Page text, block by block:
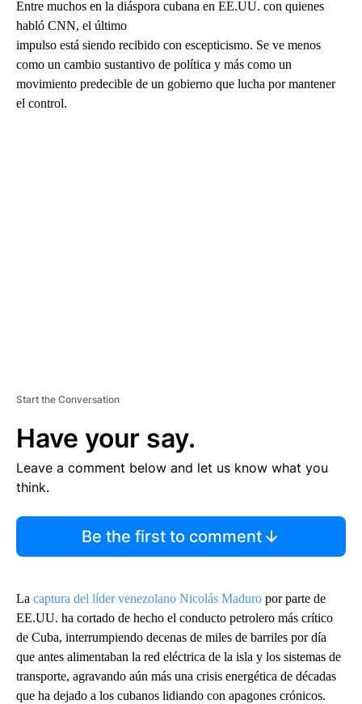
Entre muchos en la diáspora cubana en EE.UU. con quienes
habló CNN, el último
impulso está siendo recibido con escepticismo. Se ve menos
como un cambio sustantivo de política y más como un
movimiento predecible de un gobierno que lucha por mantener
el control.
Start the Conversation
Have your say.
Leave a comment below and let us know what you
think.
Be the first to comment
La captura del líder venezolano Nicolás Maduro por parte de
EE.UU. ha cortado de hecho el conducto petrolero más crítico
de Cuba, interrumpiendo decenas de miles de barriles por día
que antes alimentaban la red eléctrica de la isla y los sistemas de
transporte, agravando aún más una crisis energética de décadas
que ha dejado a los cubanos lidiando con apagones crónicos.